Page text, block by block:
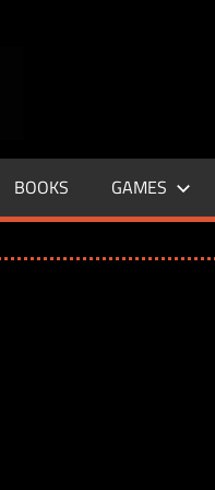
–
LIFE
BOOKS GAMES